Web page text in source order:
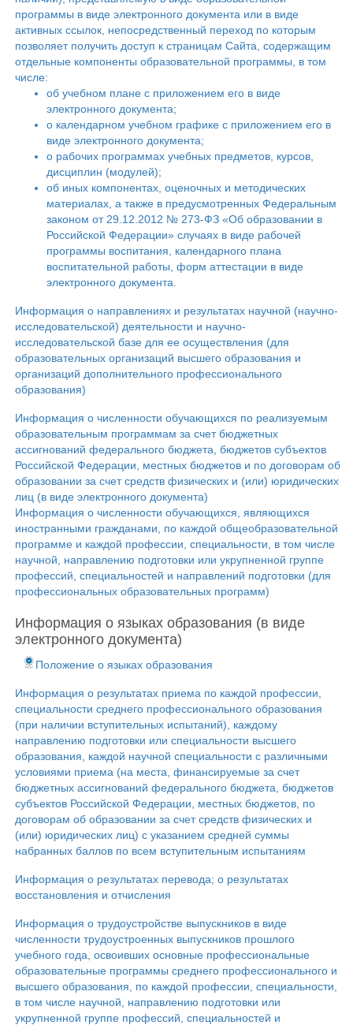
программы в виде электронного документа или в виде
активных ссылок, непосредственный переход по которым
позволяет получить доступ к страницам Сайта, содержащим
отдельные компоненты образовательной программы, в том
числе:
об учебном плане с приложением его в виде
электронного документа;
о календарном учебном графике с приложением его в
виде электронного документа;
о рабочих программах учебных предметов, курсов,
дисциплин (модулей);
об иных компонентах, оценочных и методических
материалах, а также в предусмотренных Федеральным
законом от 29.12.2012 № 273-ФЗ «Об образовании в
Российской Федерации» случаях в виде рабочей
программы воспитания, календарного плана
воспитательной работы, форм аттестации в виде
электронного документа.
Информация о направлениях и результатах научной (научно-
исследовательской) деятельности и научно-
исследовательской базе для ее осуществления (для
образовательных организаций высшего образования и
организаций дополнительного профессионального
образования)
Информация о численности обучающихся по реализуемым
образовательным программам за счет бюджетных
ассигнований федерального бюджета, бюджетов субъектов
Российской Федерации, местных бюджетов и по договорам об
образовании за счет средств физических и (или) юридических
лиц (в виде электронного документа)
Информация о численности обучающихся, являющихся
иностранными гражданами, по каждой общеобразовательной
программе и каждой профессии, специальности, в том числе
научной, направлению подготовки или укрупненной группе
профессий, специальностей и направлений подготовки (для
профессиональных образовательных программ)
Информация о языках образования (в виде
электронного документа)
Положение о языках образования
Информация о результатах приема по каждой профессии,
специальности среднего профессионального образования
(при наличии вступительных испытаний), каждому
направлению подготовки или специальности высшего
образования, каждой научной специальности с различными
условиями приема (на места, финансируемые за счет
бюджетных ассигнований федерального бюджета, бюджетов
субъектов Российской Федерации, местных бюджетов, по
договорам об образовании за счет средств физических и
(или) юридических лиц) с указанием средней суммы
набранных баллов по всем вступительным испытаниям
Информация о результатах перевода; о результатах
восстановления и отчисления
Информация о трудоустройстве выпускников в виде
численности трудоустроенных выпускников прошлого
учебного года, освоивших основные профессиональные
образовательные программы среднего профессионального и
высшего образования, по каждой профессии, специальности,
в том числе научной, направлению подготовки или
укрупненной группе профессий, специальностей и